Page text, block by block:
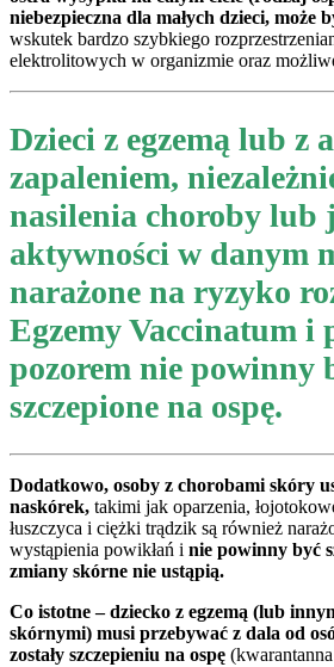
niebezpieczna dla małych dzieci, może
wskutek bardzo szybkiego
elektrolitowych w organizmie oraz
Dzieci z egzemą lub z
zapaleniem,
nasilenia choroby lub
aktywności w danym
narażone na ryzyko
Egzemy Vaccinatum i
pozorem nie powinny
szczepione na ospę.
Dodatkowo, osoby z chorobami skóry
naskórek, takimi jak oparzenia,
łuszczyca i ciężki trądzik są również
wystąpienia powikłań i nie powinny być
zmiany skórne nie ustąpią.
Co istotne – dziecko z egzemą (lub
skórnymi) musi przebywać z dala od
zostały szczepieniu na ospę